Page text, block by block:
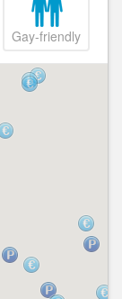
Gay-friendly